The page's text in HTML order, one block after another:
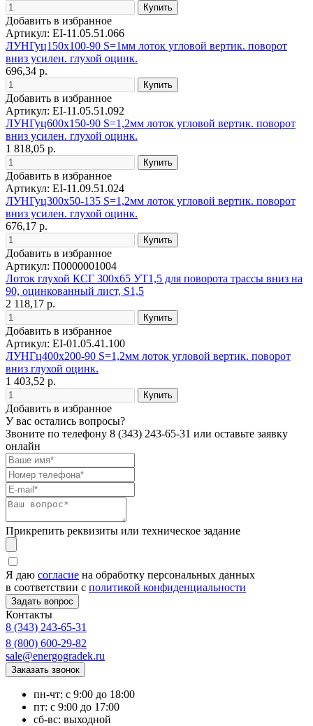
Добавить в избранное
Артикул: EI-11.05.51.066
ЛУНГуц150х100-90 S=1мм лоток угловой вертик. поворот
вниз усилен. глухой оцинк.
696,34 р.
Добавить в избранное
Артикул: EI-11.05.51.092
ЛУНГуц600х150-90 S=1,2мм лоток угловой вертик. поворот
вниз усилен. глухой оцинк.
1 818,05 р.
Добавить в избранное
Артикул: EI-11.09.51.024
ЛУНГуц300х50-135 S=1,2мм лоток угловой вертик. поворот
вниз усилен. глухой оцинк.
676,17 р.
Добавить в избранное
Артикул: П0000001004
Лоток глухой КСГ 300х65 УТ1,5 для поворота трассы вниз на
90, оцинкованный лист, S1,5
2 118,17 р.
Добавить в избранное
Артикул: EI-01.05.41.100
ЛУНГц400х200-90 S=1,2мм лоток угловой вертик. поворот
вниз глухой оцинк.
1 403,52 р.
Добавить в избранное
У вас остались вопросы?
Звоните по телефону 8 (343) 243-65-31 или оставьте заявку
онлайн
Прикрепить реквизиты или техническое задание
Я даю согласие на обработку персональных данных
в соответствии с политикой конфиденциальности
Контакты
8 (343) 243-65-31
8 (800) 600-29-82
sale@energogradek.ru
пн-чт: с 9:00 до 18:00
пт: с 9:00 до 17:00
сб-вс: выходной